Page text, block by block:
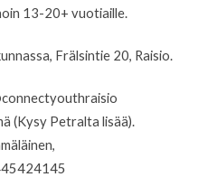
13-20+ vuotiaille.
Frälsintie 20, Raisio.
(Kysy Petralta lisää).